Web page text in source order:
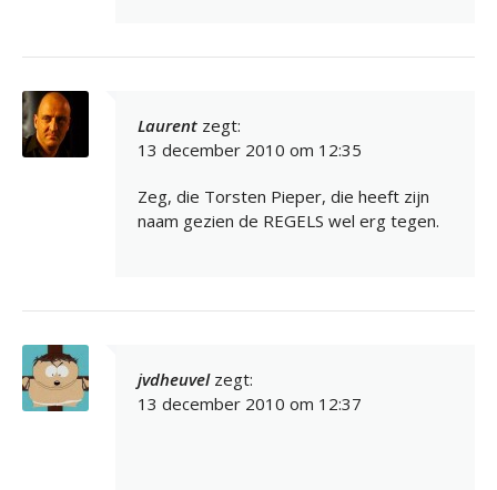
Laurent zegt:
13 december 2010 om 12:35
Zeg, die Torsten Pieper, die heeft zijn
naam gezien de REGELS wel erg tegen.
jvdheuvel zegt:
13 december 2010 om 12:37